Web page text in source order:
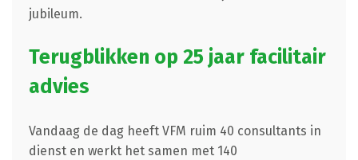
jubileum.
Terugblikken op 25 jaar facilitair
advies
Vandaag de dag heeft VFM ruim 40 consultants in
dienst en werkt het samen met 140